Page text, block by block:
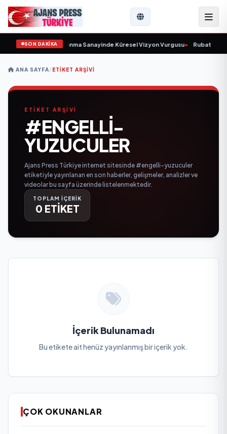
SON DAKİKA
Açıkladı ve Savunma Sanayinde Küresel Vizyon Vurgusu• Rubato
ANA SAYFA/ETIKET ARŞIVI
ETİKET ARŞİVİ
#ENGELLI-
YUZUCULER
Ajans Press Türkiye internet sitesinde #engelli-yuzuculer
etiketiyle yayınlanan en son haberler, gelişmeler, analizler ve
videolar bu sayfa üzerinde listelenmektedir.
TOPLAM İÇERİK
0 ETİKET
İçerik Bulunamadı
Bu etikete ait henüz yayınlanmış bir içerik yok.
ÇOK OKUNANLAR